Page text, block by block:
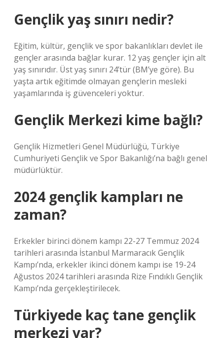
Gençlik yaş sınırı nedir?
Eğitim, kültür, gençlik ve spor bakanlıkları devlet ile
gençler arasında bağlar kurar. 12 yaş gençler için alt
yaş sınırıdır. Üst yaş sınırı 24’tür (BM’ye göre). Bu
yaşta artık eğitimde olmayan gençlerin mesleki
yaşamlarında iş güvenceleri yoktur.
Gençlik Merkezi kime bağlı?
Gençlik Hizmetleri Genel Müdürlüğü, Türkiye
Cumhuriyeti Gençlik ve Spor Bakanlığı’na bağlı genel
müdürlüktür.
2024 gençlik kampları ne
zaman?
Erkekler birinci dönem kampı 22-27 Temmuz 2024
tarihleri ​​arasında İstanbul Marmaracık Gençlik
Kampı’nda, erkekler ikinci dönem kampı ise 19-24
Ağustos 2024 tarihleri ​​arasında Rize Fındıklı Gençlik
Kampı’nda gerçekleştirilecek.
Türkiyede kaç tane gençlik
merkezi var?